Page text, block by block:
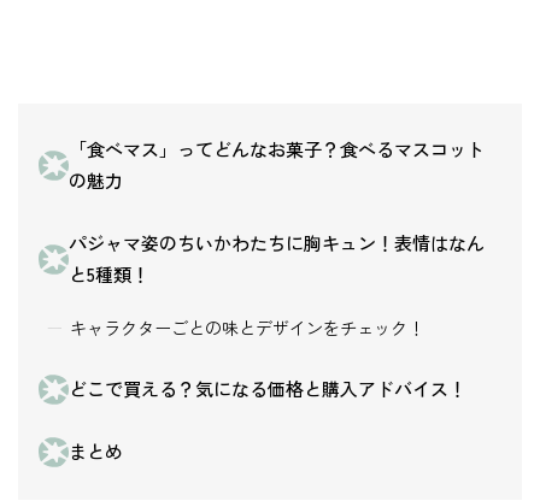
「食べマス」ってどんなお菓子？食べるマスコット
の魅力
パジャマ姿のちいかわたちに胸キュン！表情はなん
と5種類！
キャラクターごとの味とデザインをチェック！
どこで買える？気になる価格と購入アドバイス！
まとめ